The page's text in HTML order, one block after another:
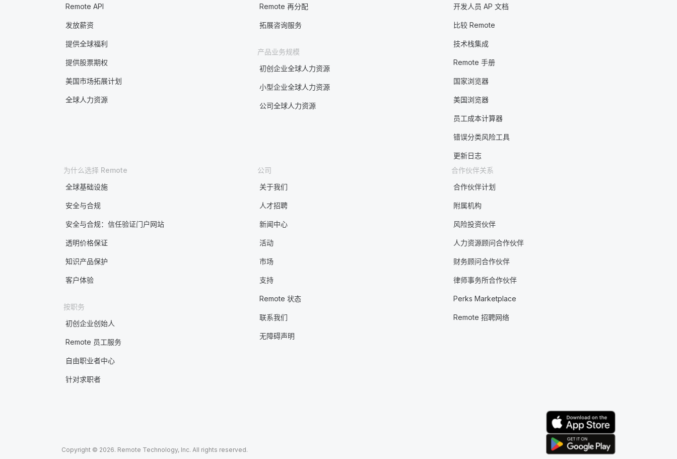
Remote API
发放薪资
提供全球福利
提供股票期权
美国市场拓展计划
全球人力资源
Remote 再分配
拓展咨询服务
产品业务规模
初创企业全球人力资源
小型企业全球人力资源
公司全球人力资源
开发人员 AP 文档
比较 Remote
技术栈集成
Remote 手册
国家浏览器
美国浏览器
员工成本计算器
错误分类风险工具
更新日志
为什么选择 Remote
全球基础设施
安全与合规
安全与合规：信任验证门户网站
透明价格保证
知识产品保护
客户体验
按职务
初创企业创始人
Remote 员工服务
自由职业者中心
针对求职者
公司
关于我们
人才招聘
新闻中心
活动
市场
支持
Remote 状态
联系我们
无障碍声明
合作伙伴关系
合作伙伴计划
附属机构
风险投资伙伴
人力资源顾问合作伙伴
财务顾问合作伙伴
律师事务所合作伙伴
Perks Marketplace
Remote 招聘网络
Copyright © 2026. Remote Technology, Inc. All rights reserved.